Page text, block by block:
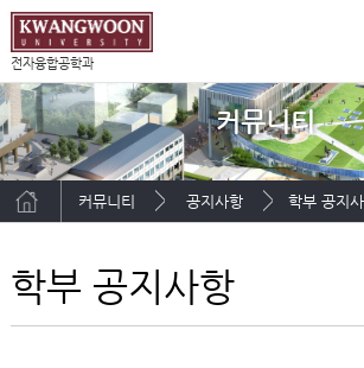
전자융합공학과
커뮤니티
커뮤니티 공지사항 학부 공지
학부 공지사항